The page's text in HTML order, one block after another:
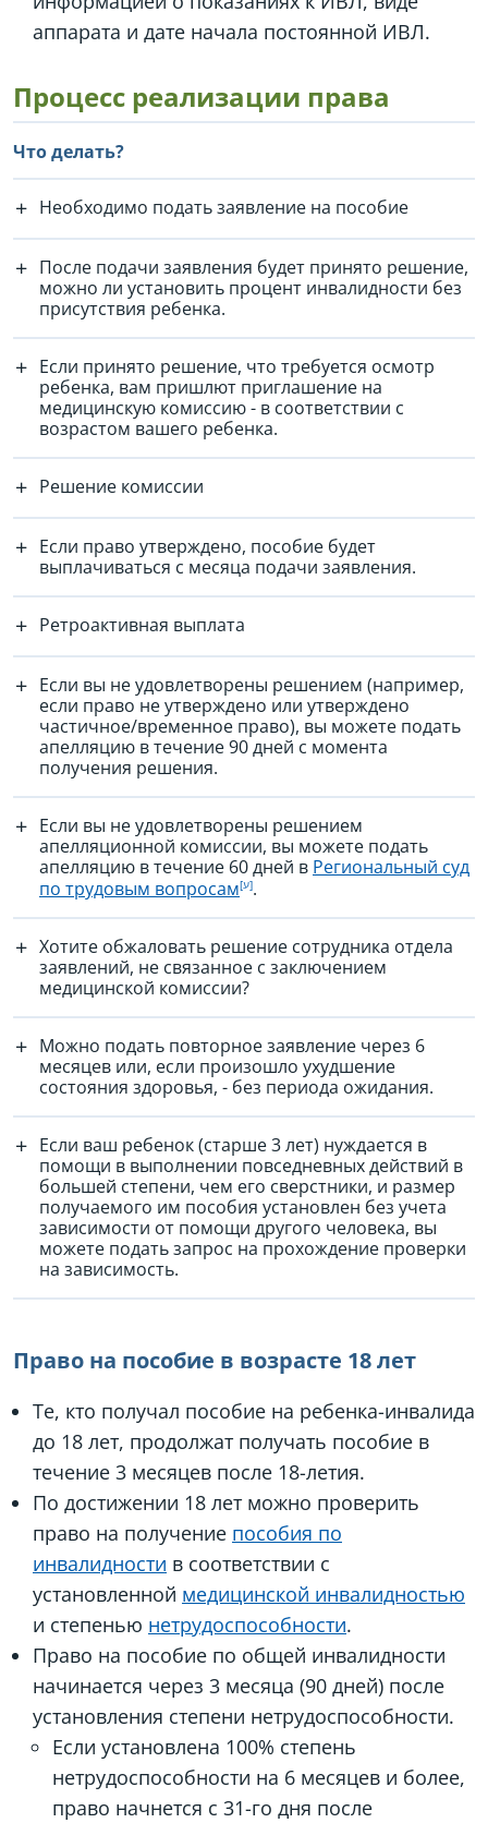
аппарата и дате начала постоянной ИВЛ.
Процесс реализации права
Что делать?
Необходимо подать заявление на пособие
После подачи заявления будет принято решение,
можно ли установить процент инвалидности без
присутствия ребенка.
Если принято решение, что требуется осмотр
ребенка, вам пришлют приглашение на
медицинскую комиссию - в соответствии с
возрастом вашего ребенка.
Решение комиссии
Если право утверждено, пособие будет
выплачиваться с месяца подачи заявления.
Ретроактивная выплата
Если вы не удовлетворены решением (например,
если право не утверждено или утверждено
частичное/временное право), вы можете подать
апелляцию в течение 90 дней с момента
получения решения.
Если вы не удовлетворены решением
апелляционной комиссии, вы можете подать
апелляцию в течение 60 дней в Региональный суд
по трудовым вопросам
.
Хотите обжаловать решение сотрудника отдела
заявлений, не связанное с заключением
медицинской комиссии?
Можно подать повторное заявление через 6
месяцев или, если произошло ухудшение
состояния здоровья, - без периода ожидания.
Если ваш ребенок (старше 3 лет) нуждается в
помощи в выполнении повседневных действий в
большей степени, чем его сверстники, и размер
получаемого им пособия установлен без учета
зависимости от помощи другого человека, вы
можете подать запрос на прохождение проверки
на зависимость.
Право на пособие в возрасте 18 лет
Те, кто получал пособие на ребенка-инвалида
до 18 лет, продолжат получать пособие в
течение 3 месяцев после 18-летия.
По достижении 18 лет можно проверить
право на получение пособия по
инвалидности в соответствии с
установленной медицинской инвалидностью
и степенью нетрудоспособности.
Право на пособие по общей инвалидности
начинается через 3 месяца (90 дней) после
установления степени нетрудоспособности.
Если установлена 100% степень
нетрудоспособности на 6 месяцев и более,
право начнется с 31-го дня после